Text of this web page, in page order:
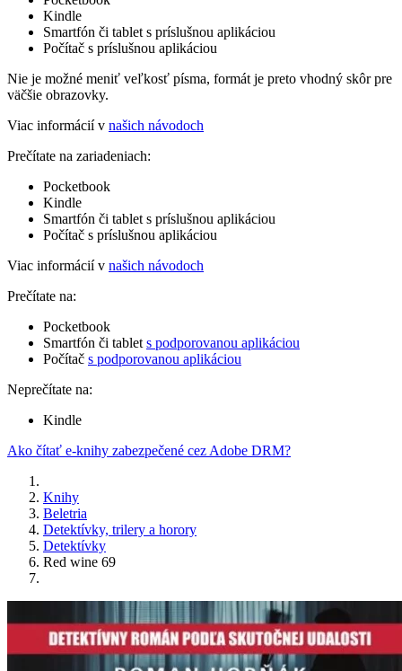
Kindle
Smartfón či tablet s príslušnou aplikáciou
Počítač s príslušnou aplikáciou
Nie je možné meniť veľkosť písma, formát je preto vhodný skôr pre
väčšie obrazovky.
Viac informácií v našich návodoch
Prečítate na zariadeniach:
Pocketbook
Kindle
Smartfón či tablet s príslušnou aplikáciou
Počítač s príslušnou aplikáciou
Viac informácií v našich návodoch
Prečítate na:
Pocketbook
Smartfón či tablet s podporovanou aplikáciou
Počítač s podporovanou aplikáciou
Neprečítate na:
Kindle
Ako čítať e-knihy zabezpečené cez Adobe DRM?
Knihy
Beletria
Detektívky, trilery a horory
Detektívky
Red wine 69